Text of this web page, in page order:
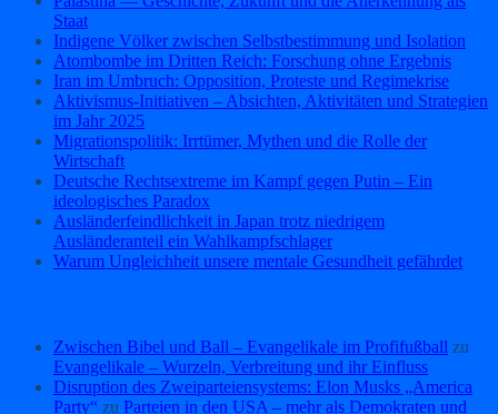
Staat
Indigene Völker zwischen Selbstbestimmung und Isolation
Atombombe im Dritten Reich: Forschung ohne Ergebnis
Iran im Umbruch: Opposition, Proteste und Regimekrise
Aktivismus‑Initiativen – Absichten, Aktivitäten und Strategien
im Jahr 2025
Migrationspolitik: Irrtümer, Mythen und die Rolle der
Wirtschaft
Deutsche Rechtsextreme im Kampf gegen Putin – Ein
ideologisches Paradox
Ausländerfeindlichkeit in Japan trotz niedrigem
Ausländeranteil ein Wahlkampfschlager
Warum Ungleichheit unsere mentale Gesundheit gefährdet
Zwischen Bibel und Ball – Evangelikale im Profifußball zu
Evangelikale – Wurzeln, Verbreitung und ihr Einfluss
Disruption des Zweiparteiensystems: Elon Musks „America
Party“ zu Parteien in den USA – mehr als Demokraten und